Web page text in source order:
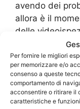
Per fornire le migliori
per memorizzare e/o
consenso a queste
comportamento di
acconsentire o ritirare il
caratteristiche e
avendo dei
allora è il
delle
I nostri